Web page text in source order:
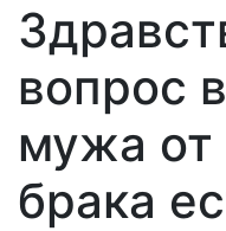
вопрос
мужа от
брака